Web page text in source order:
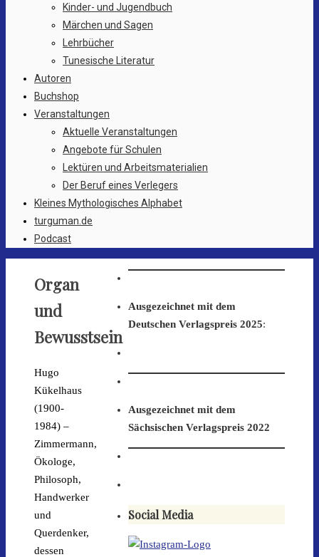
Kinder- und Jugendbuch
Märchen und Sagen
Lehrbücher
Tunesische Literatur
Autoren
Buchshop
Veranstaltungen
Aktuelle Veranstaltungen
Angebote für Schulen
Lektüren und Arbeitsmaterialien
Der Beruf eines Verlegers
Kleines Mythologisches Alphabet
turguman.de
Podcast
Organ
und
Bewusstsein
Hugo
Kükelhaus
(1900-
1984) –
Zimmermann,
Ökologe,
Philosoph,
Handwerker
und
Querdenker,
dessen
Ausgezeichnet mit dem
Deutschen Verlagspreis 2025:
Ausgezeichnet mit dem
Sächsischen Verlagspreis 2022
Social Media